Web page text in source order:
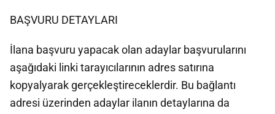
BAŞVURU DETAYLARI
İlana başvuru yapacak olan adaylar başvurularını
aşağıdaki linki tarayıcılarının adres satırına
kopyalyarak gerçekleştireceklerdir. Bu bağlantı
adresi üzerinden adaylar ilanın detaylarına da